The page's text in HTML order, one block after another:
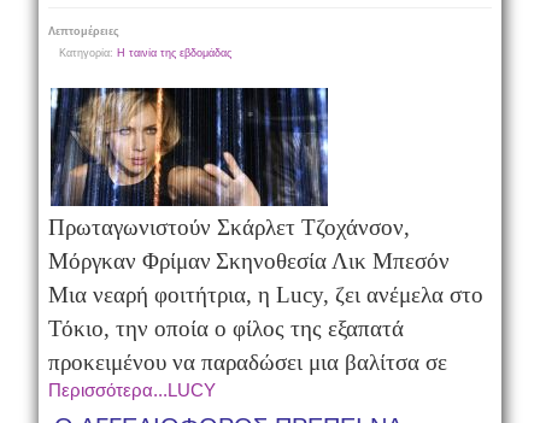
Λεπτομέρειες
Κατηγορία: Η ταινία της εβδομάδας
Πρωταγωνιστούν Σκάρλετ Τζοχάνσον,
Μόργκαν Φρίμαν Σκηνοθεσία Λικ Μπεσόν
Μια νεαρή φοιτήτρια, η Lucy, ζει ανέμελα στο
Τόκιο, την οποία ο φίλος της εξαπατά
προκειμένου να παραδώσει μια βαλίτσα σε
Περισσότερα...LUCY